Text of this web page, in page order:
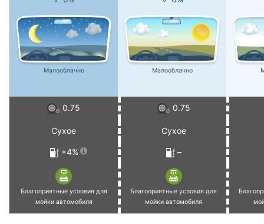
Малооблачно Малооблачно
0.75 0.75
Сухое Сухое
+4% –
Благоприятные условия для
мойки автомобиля
Благоприятные условия для
мойки автомобиля